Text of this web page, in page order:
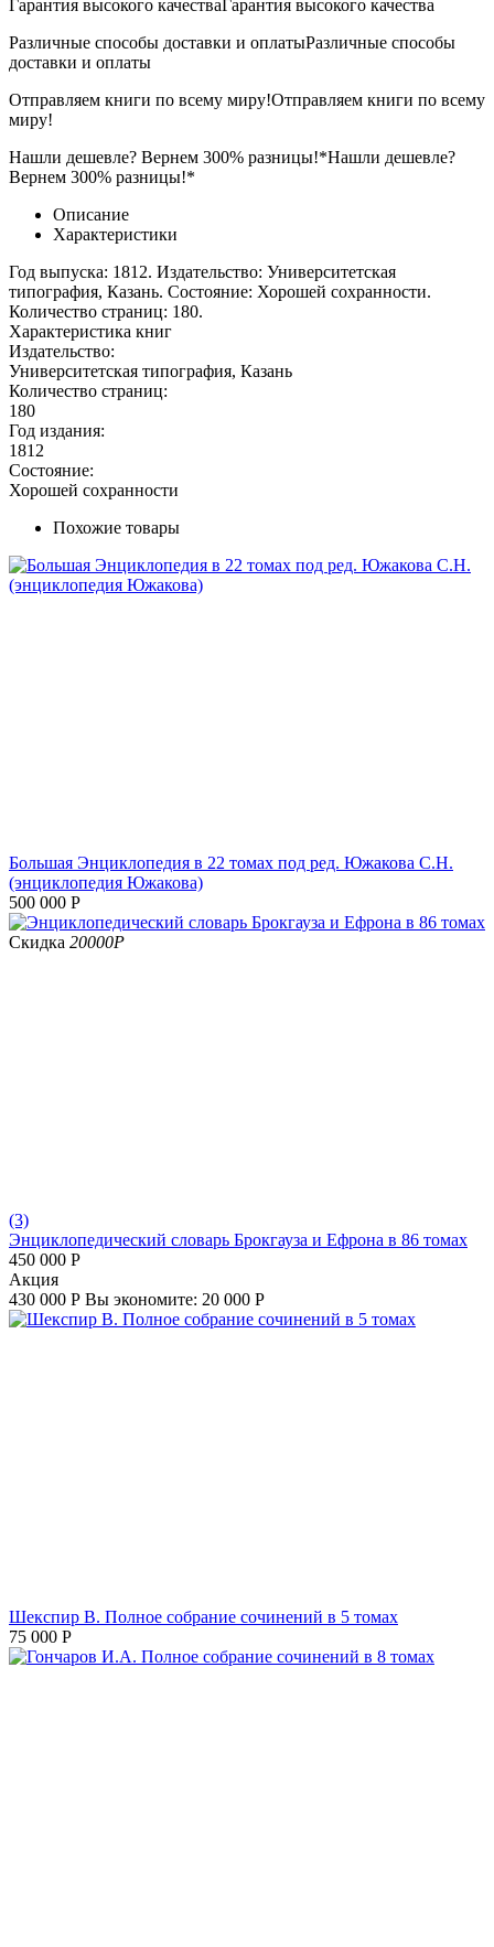
Гарантия высокого качестваГарантия высокого качества
Различные способы доставки и оплатыРазличные способы
доставки и оплаты
Отправляем книги по всему миру!Отправляем книги по всему
миру!
Нашли дешевле? Вернем 300% разницы!*Нашли дешевле?
Вернем 300% разницы!*
Описание
Характеристики
Год выпуска: 1812. Издательство: Университетская
типография, Казань. Состояние: Хорошей сохранности.
Количество страниц: 180.
Характеристика книг
Издательство:
Университетская типография, Казань
Количество страниц:
180
Год издания:
1812
Состояние:
Хорошей сохранности
Похожие товары
Большая Энциклопедия в 22 томах под ред. Южакова С.Н.
(энциклопедия Южакова)
500 000 Р
Скидка 20000Р
(3)
Энциклопедический словарь Брокгауза и Ефрона в 86 томах
450 000 Р
Aкция
430 000 Р Вы экономите: 20 000 Р
Шекспир В. Полное собрание сочинений в 5 томах
75 000 Р